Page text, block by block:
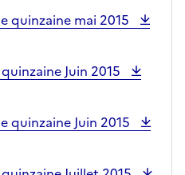
quinzaine mai 2015
Juin 2015
quinzaine Juin 2015